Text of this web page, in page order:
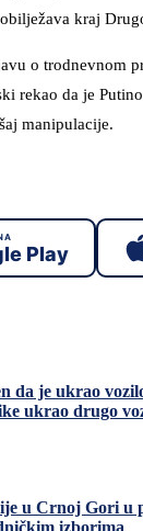
kraj
o trodnevnom
rekao da je
manipulacije.
Play
da je ukrao
ukrao drugo
u Crnoj Gori u